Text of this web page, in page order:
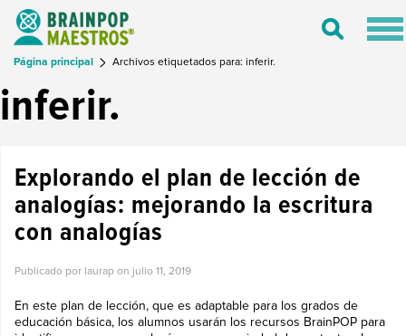
Toggle
Página principal Archivos etiquetados para: inferir.
inferir.
Explorando el plan de lección de
analogías: mejorando la escritura
con analogías
Publicado por laurap on julio 11, 2019
En este plan de lección, que es adaptable para los grados de
educación básica, los alumnos usarán los recursos BrainPOP para